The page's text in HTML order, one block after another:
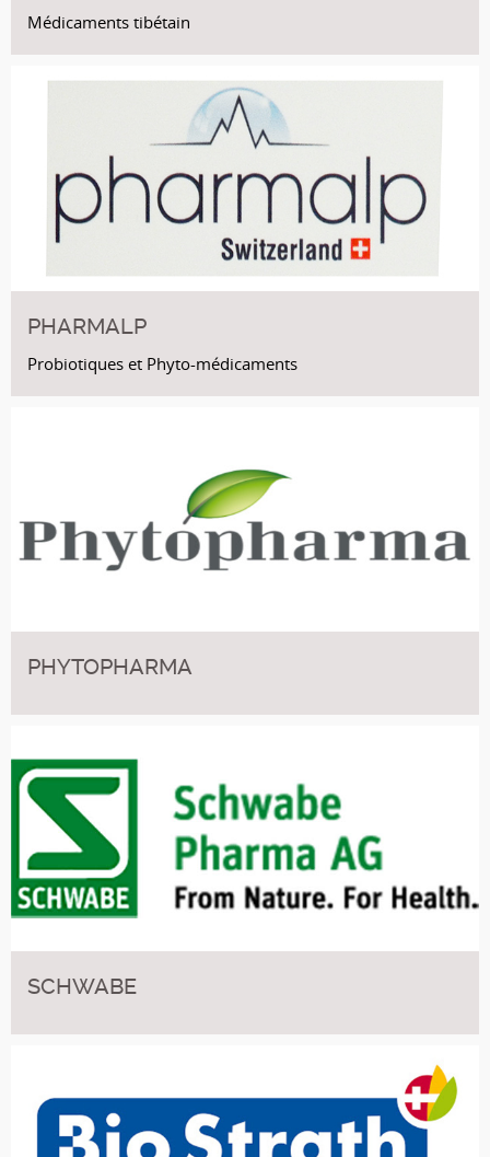
Médicaments tibétain
PHARMALP
Probiotiques et Phyto-médicaments
PHYTOPHARMA
SCHWABE